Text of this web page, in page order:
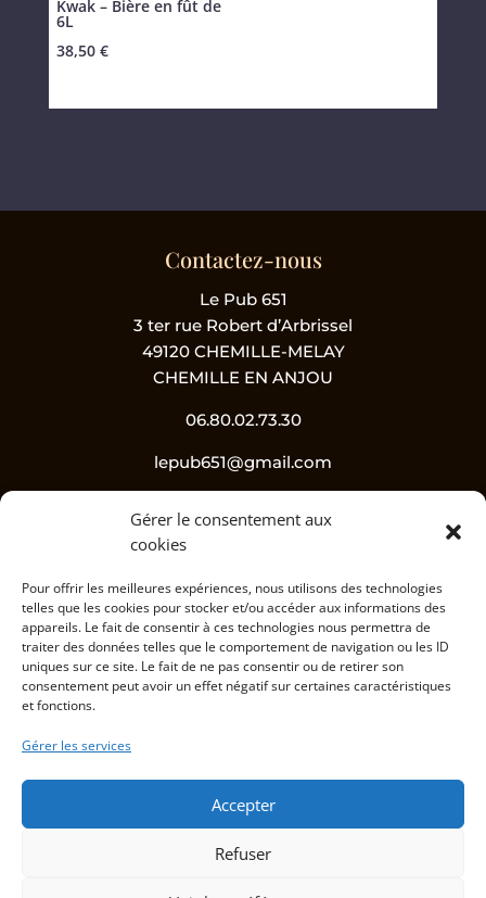
Gérer le consentement aux
cookies
Pour offrir les meilleures expériences, nous utilisons des technologies
telles que les cookies pour stocker et/ou accéder aux informations des
appareils. Le fait de consentir à ces technologies nous permettra de
traiter des données telles que le comportement de navigation ou les ID
uniques sur ce site. Le fait de ne pas consentir ou de retirer son
consentement peut avoir un effet négatif sur certaines caractéristiques
et fonctions.
Gérer les services
Accepter
Refuser
Kwak – Bière en fût de
6L
38,50 €
Contactez-nous
Le Pub 651
3 ter rue Robert d’Arbrissel
49120 CHEMILLE-MELAY
CHEMILLE EN ANJOU
06.80.02.73.30
lepub651@gmail.com
Suivez-nous !
L’abus d’alcool est dangereux pour la santé, à
Informations